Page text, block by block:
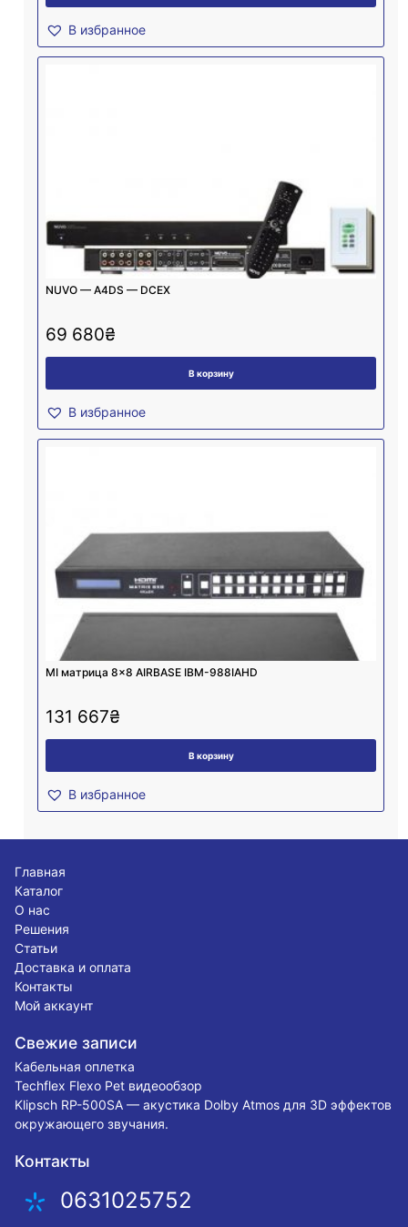
В избранное
NUVO — A4DS — DCEX
69 680₴
В корзину
В избранное
MI матрица 8×8 AIRBASE IBM-988IAHD
131 667₴
В корзину
В избранное
Главная
Каталог
О нас
Решения
Статьи
Доставка и оплата
Контакты
Мой аккаунт
Свежие записи
Кабельная оплетка
Techflex Flexo Pet видеообзор
Klipsch RP-500SA — акустика Dolby Atmos для 3D эффектов
окружающего звучания.
Контакты
0631025752